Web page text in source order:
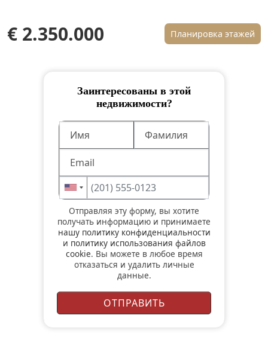
€ 2.350.000 Планировка этажей
Заинтересованы в этой
недвижимости?
Отправляя эту форму, вы хотите
получать информацию и принимаете
нашу политику конфиденциальности
и политику использования файлов
cookie. Вы можете в любое время
отказаться и удалить личные
данные.